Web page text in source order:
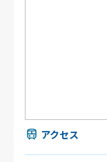
アクセス